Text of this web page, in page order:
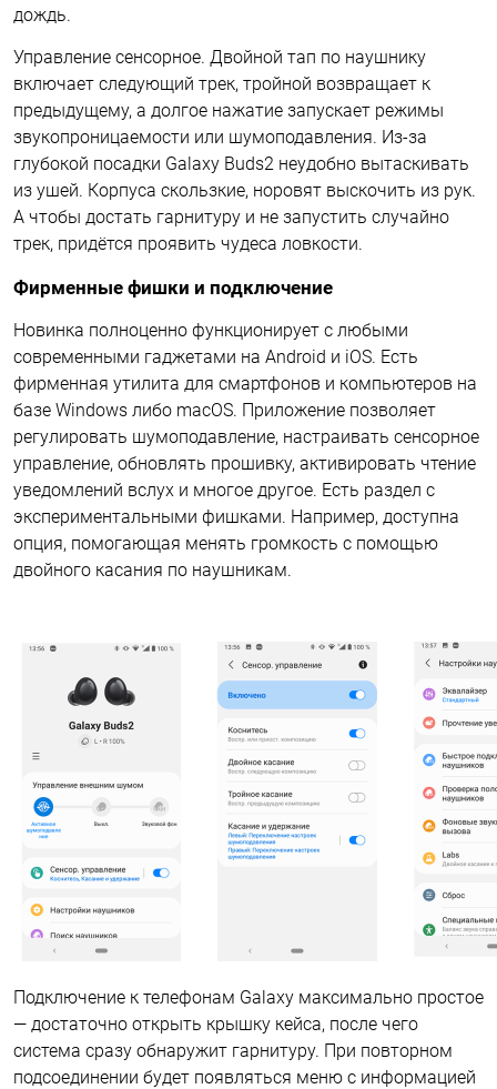
дождь.
Управление сенсорное. Двойной тап по наушнику
включает следующий трек, тройной возвращает к
предыдущему, а долгое нажатие запускает режимы
звукопроницаемости или шумоподавления. Из-за
глубокой посадки Galaxy Buds2 неудобно вытаскивать
из ушей. Корпуса скользкие, норовят выскочить из рук.
А чтобы достать гарнитуру и не запустить случайно
трек, придётся проявить чудеса ловкости.
Фирменные фишки и подключение
Новинка полноценно функционирует с любыми
современными гаджетами на Android и iOS. Есть
фирменная утилита для смартфонов и компьютеров на
базе Windows либо macOS. Приложение позволяет
регулировать шумоподавление, настраивать сенсорное
управление, обновлять прошивку, активировать чтение
уведомлений вслух и многое другое. Есть раздел с
экспериментальными фишками. Например, доступна
опция, помогающая менять громкость с помощью
двойного касания по наушникам.
Подключение к телефонам Galaxy максимально простое
— достаточно открыть крышку кейса, после чего
система сразу обнаружит гарнитуру. При повторном
подсоединении будет появляться меню с информацией